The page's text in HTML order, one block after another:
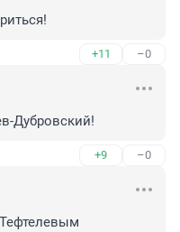
+11 –0
Дубровский!
+9 –0